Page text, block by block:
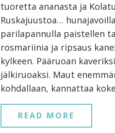
tuoretta ananasta ja
Ruskajuustoa…
parilapannulla paistellen
rosmariinia ja ripsaus
kylkeen. Pääruoan
jälkiruoaksi. Maut
kohdallaan, kannattaa
READ MORE